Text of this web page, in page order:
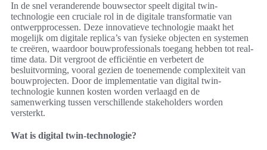
In de snel veranderende bouwsector speelt digital twin-
technologie een cruciale rol in de digitale transformatie van
ontwerpprocessen. Deze innovatieve technologie maakt het
mogelijk om digitale replica’s van fysieke objecten en systemen
te creëren, waardoor bouwprofessionals toegang hebben tot real-
time data. Dit vergroot de efficiëntie en verbetert de
besluitvorming, vooral gezien de toenemende complexiteit van
bouwprojecten. Door de implementatie van digital twin-
technologie kunnen kosten worden verlaagd en de
samenwerking tussen verschillende stakeholders worden
versterkt.
Wat is digital twin-technologie?